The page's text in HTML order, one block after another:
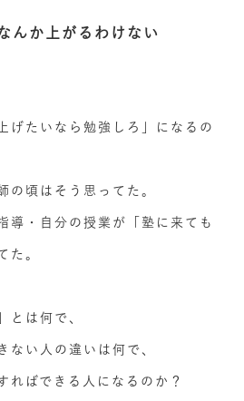
んか上がるわけない
げたいなら勉強しろ」になるの
の頃はそう思ってた。
導・自分の授業が「塾に来ても
た。
とは何で、
ない人の違いは何で、
ればできる人になるのか？